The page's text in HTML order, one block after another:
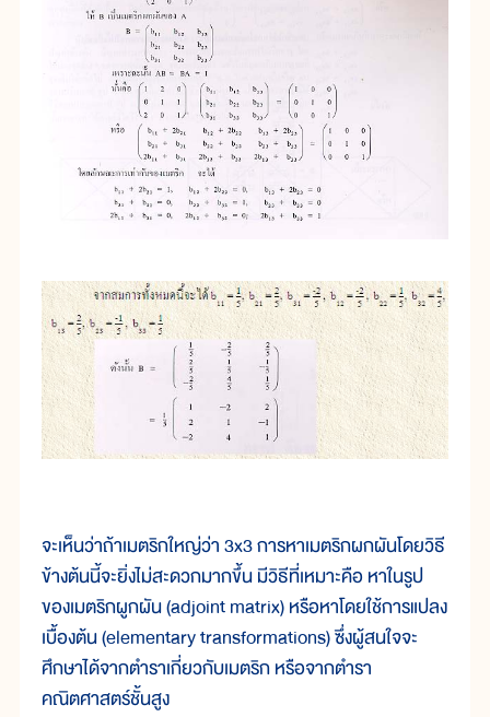
จะเห็นว่าถ้าเมตริกใหญ่ว่า 3x3 การหาเมตริกผกผันโดยวิธี
ข้างต้นนี้จะยิ่งไม่สะดวกมากขึ้น มีวิธีที่เหมาะคือ หาในรูป
ของเมตริกผูกผัน (adjoint matrix) หรือหาโดยใช้การแปลง
เบื้องต้น (elementary transformations) ซึ่งผู้สนใจจะ
ศึกษาได้จากตำราเกี่ยวกับเมตริก หรือจากตำรา
คณิตศาสตร์ชั้นสูง